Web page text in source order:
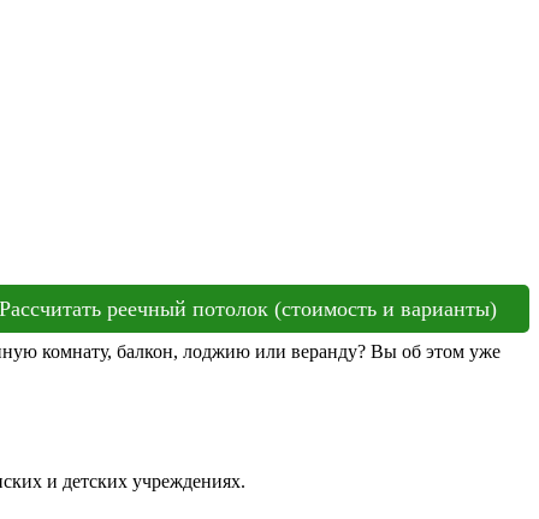
Рассчитать реечный потолок (стоимость и варианты)
комнату, балкон, лоджию или веранду? Вы об этом уже
и детских учреждениях.